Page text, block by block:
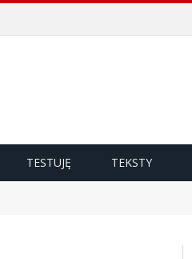
TESTUJĘ TEKSTY